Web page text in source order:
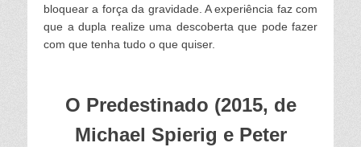
bloquear a força da gravidade. A experiência faz com
que a dupla realize uma descoberta que pode fazer
com que tenha tudo o que quiser.
O Predestinado (2015, de
Michael Spierig e Peter